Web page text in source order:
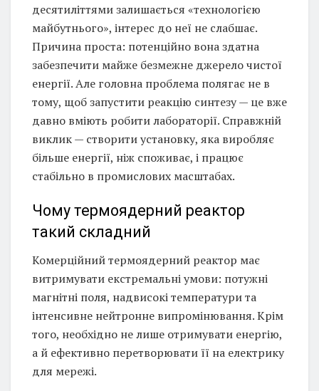
десятиліттями залишається «технологією
майбутнього», інтерес до неї не слабшає.
Причина проста: потенційно вона здатна
забезпечити майже безмежне джерело чистої
енергії. Але головна проблема полягає не в
тому, щоб запустити реакцію синтезу — це вже
давно вміють робити лабораторії. Справжній
виклик — створити установку, яка виробляє
більше енергії, ніж споживає, і працює
стабільно в промислових масштабах.
Чому термоядерний реактор
такий складний
Комерційний термоядерний реактор має
витримувати екстремальні умови: потужні
магнітні поля, надвисокі температури та
інтенсивне нейтронне випромінювання. Крім
того, необхідно не лише отримувати енергію,
а й ефективно перетворювати її на електрику
для мережі.